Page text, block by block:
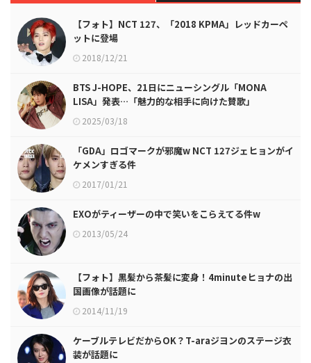
【フォト】NCT 127、「2018 KPMA」レッドカーペ
ットに登場
2018/12/21
BTS J-HOPE、21日にニューシングル「MONA
LISA」発表…「魅力的な相手に向けた賛歌」
2025/03/18
「GDA」ロゴマークが邪魔w NCT 127ジェヒョンがイ
ケメンすぎる件
2017/01/21
EXOがティーザーの中で笑いをこらえてる件w
2013/05/24
【フォト】黒髪から茶髪に変身！4minuteヒョナの出
国画像が話題に
2014/11/19
ケーブルテレビだからOK？T-araジヨンのステージ衣
装が話題に